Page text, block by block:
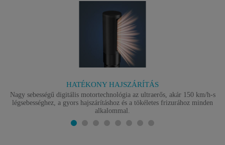
HATÉKONY HAJSZÁRÍTÁS
Nagy sebességű digitális motortechnológia az ultraerős, akár 150 km/h-s
légsebességhez, a gyors hajszárításhoz és a tökéletes frizurához minden
alkalommal.